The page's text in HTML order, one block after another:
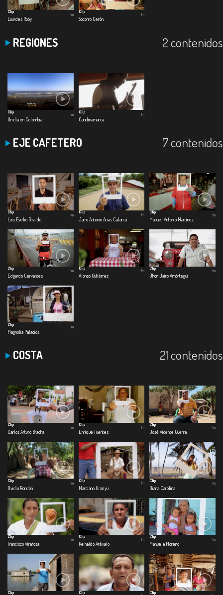
Clip
Lourdes Roby
1m
Clip
Socorro Cerón
1m
REGIONES 2 contenidos
Clip
Un día en Colombia
1m
Clip
Cundinamarca
1m
EJE CAFETERO 7 contenidos
Clip
Luis Evelio Giraldo
1m
Clip
Jairo Antonio Arias Calarcá
1m
Clip
Manuel Antonio Martínez
1m
Clip
Edgardo Cervantes
1m
Clip
Alonso Gutiérrez
1m
Clip
Jhon Jairo Amórtegui
1m
Clip
Magnolia Palacios
1m
COSTA 21 contenidos
Clip
Carlos Arturo Bracha
1m
Clip
Enrique Fuentes
1m
Clip
José Vicente Guerra
1m
Clip
Ovidio Rondón
1m
Clip
Marciano Urariyu
1m
Clip
Diana Carolina
1m
Clip
Francisco Virafosa
1m
Clip
Reinaldo Arévalo
1m
Clip
Manuela Moreno
1m
Clip Clip Clip